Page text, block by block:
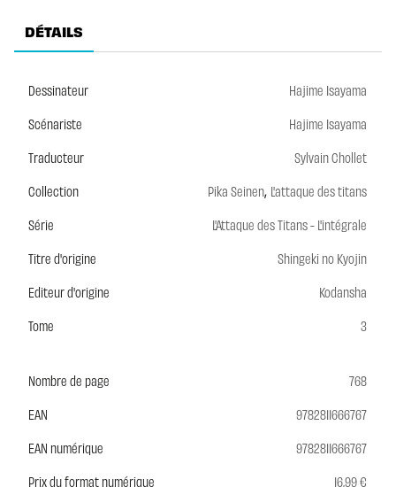
DÉTAILS
Dessinateur
Hajime Isayama
Scénariste
Hajime Isayama
Traducteur
Sylvain Chollet
Collection
Pika Seinen, L'attaque des titans
Série
L'Attaque des Titans - L'intégrale
Titre d'origine
Shingeki no Kyojin
Editeur d'origine
Kodansha
Tome
3
Nombre de page
768
EAN
9782811666767
EAN numérique
9782811666767
Prix du format numérique
16,99 €